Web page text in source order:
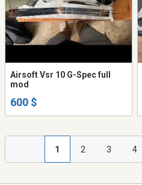
Airsoft Vsr 10 G-Spec full
mod
600 $
1 2 3 4